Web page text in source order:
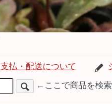
支払・配送について
←ここで商品を検索